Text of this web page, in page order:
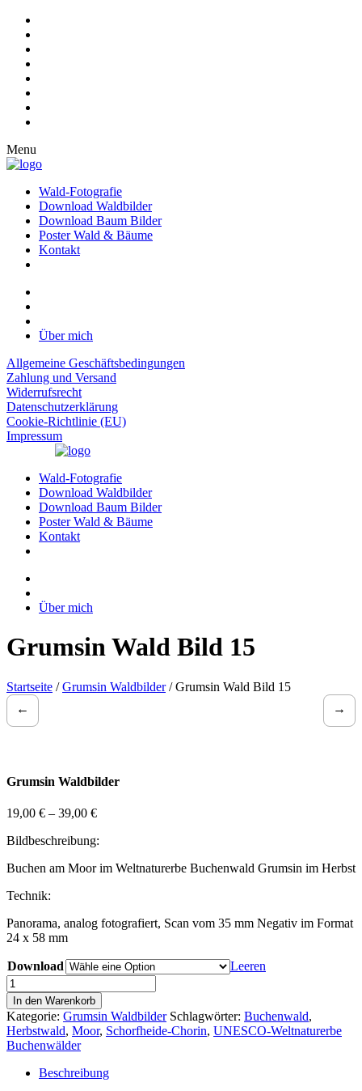
Menu
Wald-Fotografie
Download Waldbilder
Download Baum Bilder
Poster Wald & Bäume
Kontakt
Über mich
Allgemeine Geschäftsbedingungen
Zahlung und Versand
Widerrufsrecht
Datenschutzerklärung
Cookie-Richtlinie (EU)
Impressum
Wald-Fotografie
Download Waldbilder
Download Baum Bilder
Poster Wald & Bäume
Kontakt
Über mich
Grumsin Wald Bild 15
Startseite /Grumsin Waldbilder/ Grumsin Wald Bild 15
←
→
Grumsin Waldbilder
19,00 € – 39,00 €
Bildbeschreibung:
Buchen am Moor im Weltnaturerbe Buchenwald Grumsin im Herbst
Technik:
Panorama, analog fotografiert, Scan vom 35 mm Negativ im Format
24 x 58 mm
Download
Leeren
Grumsin
Wald
Bild
15
Menge
In den Warenkorb
Kategorie: Grumsin Waldbilder Schlagwörter: Buchenwald,
Herbstwald, Moor, Schorfheide-Chorin, UNESCO-Weltnaturerbe
Buchenwälder
Beschreibung